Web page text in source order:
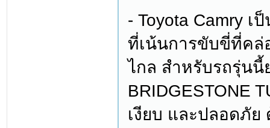
- Toyota Camry
ที่เน้นการขับขี่ที่คล่
ไกล สำหรับรถรุ่นนี้
BRIDGESTONE
เงียบ และปลอดภัย